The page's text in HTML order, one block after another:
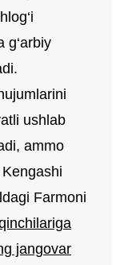
g‘arbiy
ushlab
ammo
Farmoni
jangovar